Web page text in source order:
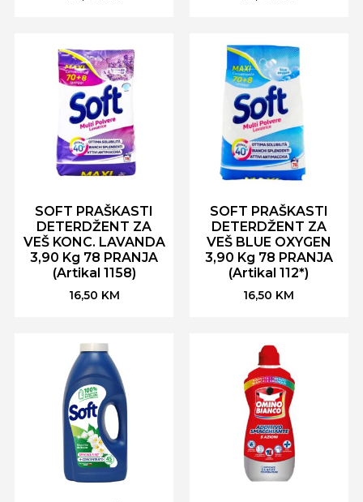
SOFT PRAŠKASTI
DETERDŽENT ZA
VEŠ KONC. LAVANDA
3,90 Kg 78 PRANJA
(Artikal 1158)
16,50 KM
SOFT PRAŠKASTI
DETERDŽENT ZA
VEŠ BLUE OXYGEN
3,90 Kg 78 PRANJA
(Artikal 112*)
16,50 KM